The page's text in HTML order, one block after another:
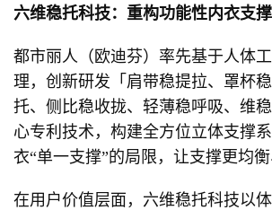
六维稳托科技：重构功能性内衣支
都市丽人（欧迪芬）率先基于人体
理，创新研发「肩带稳提拉、罩杯
托、侧比稳收拢、轻薄稳呼吸、维
心专利技术，构建全方位立体支撑
衣“单一支撑”的局限，让支撑更均衡
在用户价值层面，六维稳托科技以体